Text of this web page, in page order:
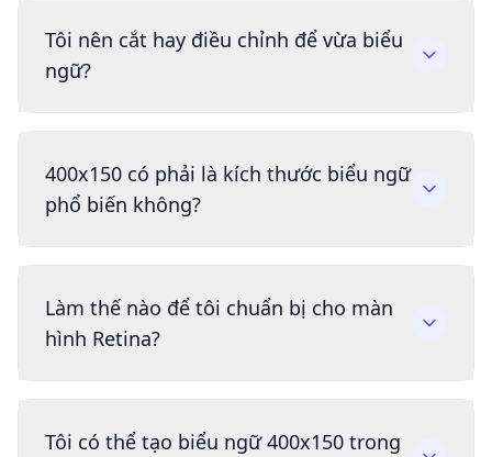
Tôi nên cắt hay điều chỉnh để vừa biểu
ngữ?
400x150 có phải là kích thước biểu ngữ
phổ biến không?
Làm thế nào để tôi chuẩn bị cho màn
hình Retina?
Tôi có thể tạo biểu ngữ 400x150 trong